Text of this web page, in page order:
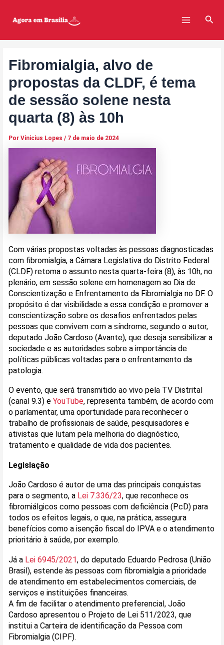
Menu
Fibromialgia, alvo de
propostas da CLDF, é tema
de sessão solene nesta
quarta (8) às 10h
Por Vinicius Lopes / 7 de maio de 2024
Com várias propostas voltadas às pessoas diagnosticadas
com fibromialgia, a Câmara Legislativa do Distrito Federal
(CLDF) retoma o assunto nesta quarta-feira (8), às 10h, no
plenário, em sessão solene em homenagem ao Dia de
Conscientização e Enfrentamento da Fibromialgia no DF. O
propósito é dar visibilidade a essa condição e promover a
conscientização sobre os desafios enfrentados pelas
pessoas que convivem com a síndrome, segundo o autor,
deputado João Cardoso (Avante), que deseja sensibilizar a
sociedade e as autoridades sobre a importância de
políticas públicas voltadas para o enfrentamento da
patologia.
O evento, que será transmitido ao vivo pela TV Distrital
(canal 9.3) e YouTube, representa também, de acordo com
o parlamentar, uma oportunidade para reconhecer o
trabalho de profissionais de saúde, pesquisadores e
ativistas que lutam pela melhoria do diagnóstico,
tratamento e qualidade de vida dos pacientes.
Legislação
João Cardoso é autor de uma das principais conquistas
para o segmento, a Lei 7.336/23, que reconhece os
fibromiálgicos como pessoas com deficiência (PcD) para
todos os efeitos legais, o que, na prática, assegura
benefícios como a isenção fiscal do IPVA e o atendimento
prioritário à saúde, por exemplo.
Já a Lei 6945/2021, do deputado Eduardo Pedrosa (União
Brasil), estende às pessoas com fibromialgia a prioridade
de atendimento em estabelecimentos comerciais, de
serviços e instituições financeiras.
A fim de facilitar o atendimento preferencial, João
Cardoso apresentou o Projeto de Lei 511/2023, que
institui a Carteira de identificação da Pessoa com
Fibromialgia (CIPF).